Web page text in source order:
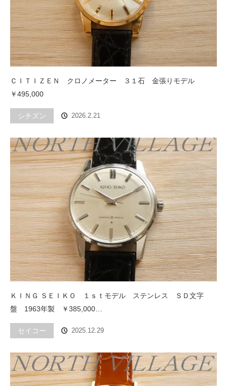
ＣＩＴＩＺＥＮ クロノメーター ３１石 金張りモデル
￥495,000
シチズン 2026.2.21
ＫＩＮＧ ＳＥＩＫＯ １ｓｔモデル ステンレス ＳＤ文字
盤 1963年製 ￥385,000…
セイコー 2025.12.29